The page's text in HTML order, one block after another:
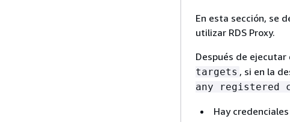
En esta sección, se
utilizar RDS Proxy.
Después de ejecutar
targets , si en la
any registered
Hay